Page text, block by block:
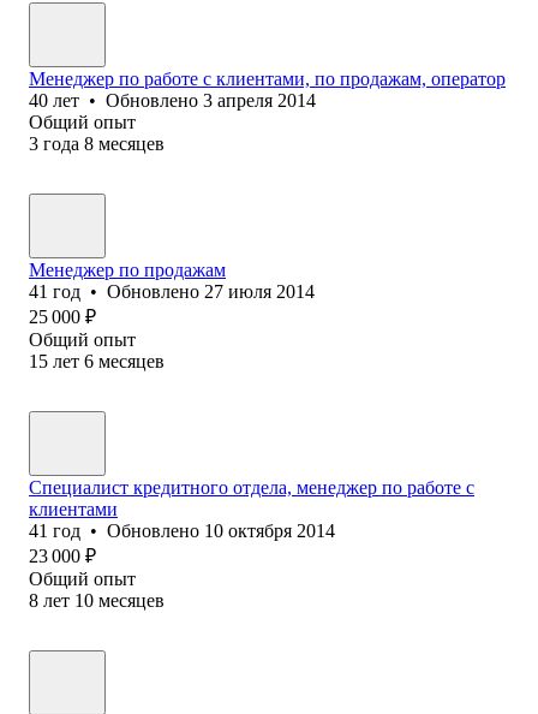
Менеджер по работе с клиентами, по продажам, оператор
40 лет • Обновлено 3 апреля 2014
Общий опыт
3 года 8 месяцев
Менеджер по продажам
41 год • Обновлено 27 июля 2014
25 000 ₽
Общий опыт
15 лет 6 месяцев
Специалист кредитного отдела, менеджер по работе с
клиентами
41 год • Обновлено 10 октября 2014
23 000 ₽
Общий опыт
8 лет 10 месяцев